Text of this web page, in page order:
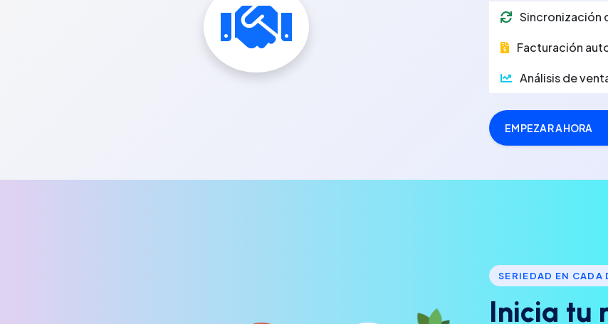
Sincronización
Facturación
Análisis de
EMPEZAR AHORA
SERIEDAD EN CADA
Inicia tu